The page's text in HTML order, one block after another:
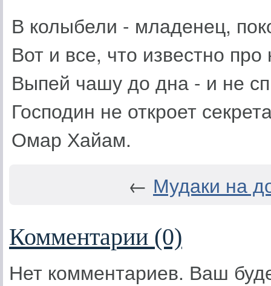
В колыбели - младенец,
Вот и все, что известно
Выпей чашу до дна - и не
Господин не откроет
Омар Хайам.
← Мудаки на
Комментарии (0)
Нет комментариев. Ваш